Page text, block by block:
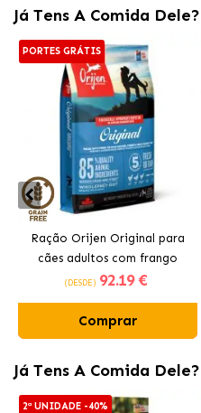
Já Tens A Comida Dele?
PORTES GRÁTIS
Ração Orijen Original para
cães adultos com frango
(DESDE) 92.19 €
Comprar
Já Tens A Comida Dele?
2ª UNIDADE -40%